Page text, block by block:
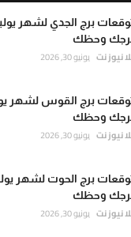
وحظك
نيوز نت يونيو 30, 2026
وحظك
نيوز نت يونيو 30, 2026
وحظك
نيوز نت يونيو 30, 2026